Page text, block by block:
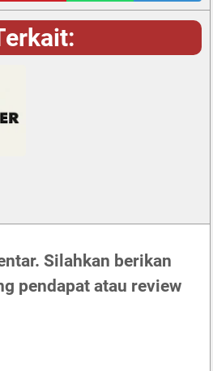
Silahkan berikan
pendapat atau review